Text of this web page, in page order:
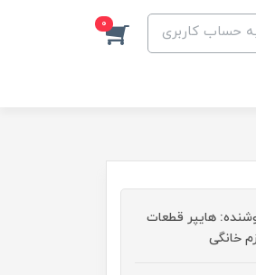
حساب کاربری 0
هایپر قطعات
خانگی